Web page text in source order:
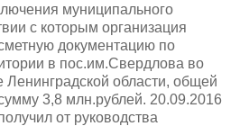
муниципального
с которым организация
документацию по
в пос.им.Свердлова во
области, общей
3,8 млн.рублей. 20.09.2016
от руководства